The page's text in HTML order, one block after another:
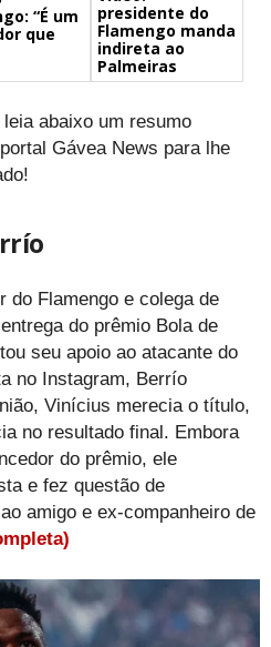
“É um
que
presidente do
Flamengo manda
indireta ao
Palmeiras
abaixo um resumo
Gávea News para lhe
do Flamengo e colega de
do prêmio Bola de
seu apoio ao atacante do
no Instagram, Berrío
Vinícius merecia o título,
no resultado final. Embora
do prêmio, ele
e fez questão de
amigo e ex-companheiro de